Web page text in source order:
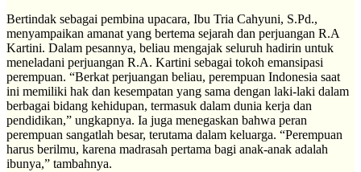
Bertindak sebagai pembina upacara, Ibu Tria Cahyuni, S.Pd.,
menyampaikan amanat yang bertema sejarah dan perjuangan R.A
Kartini. Dalam pesannya, beliau mengajak seluruh hadirin untuk
meneladani perjuangan R.A. Kartini sebagai tokoh emansipasi
perempuan. “Berkat perjuangan beliau, perempuan Indonesia saat
ini memiliki hak dan kesempatan yang sama dengan laki-laki dalam
berbagai bidang kehidupan, termasuk dalam dunia kerja dan
pendidikan,” ungkapnya. Ia juga menegaskan bahwa peran
perempuan sangatlah besar, terutama dalam keluarga. “Perempuan
harus berilmu, karena madrasah pertama bagi anak-anak adalah
ibunya,” tambahnya.